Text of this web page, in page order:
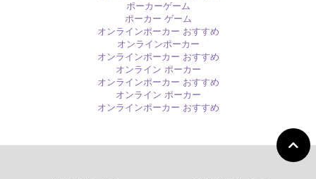
ポーカーゲーム
ポーカー ゲーム
オンラインポーカー おすすめ
オンラインポーカー
オンラインポーカー おすすめ
オンライン ポーカー
オンラインポーカー おすすめ
オンライン ポーカー
オンラインポーカー おすすめ